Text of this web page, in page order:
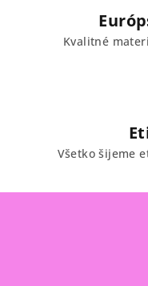
Kvalitné
Všetko šijeme